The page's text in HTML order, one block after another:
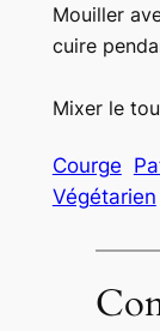
Mouiller
cuire
Mixer le
Courge
Végétarien